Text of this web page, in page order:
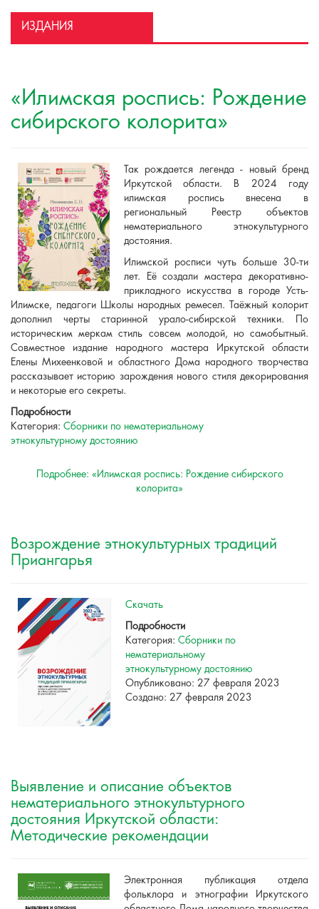
ИЗДАНИЯ
«Илимская роспись: Рождение
сибирского колорита»
Так рождается легенда - новый бренд
Иркутской области. В 2024 году
илимская роспись внесена в
региональный Реестр объектов
нематериального этнокультурного
достояния.
Илимской росписи чуть больше 30-ти
лет. Её создали мастера декоративно-
прикладного искусства в городе Усть-
Илимске, педагоги Школы народных ремесел. Таёжный колорит
дополнил черты старинной урало-сибирской техники. По
историческим меркам стиль совсем молодой, но самобытный.
Совместное издание народного мастера Иркутской области
Елены Михеенковой и областного Дома народного творчества
рассказывает историю зарождения нового стиля декорирования
и некоторые его секреты.
Подробности
Категория: Сборники по нематериальному
этнокультурному достоянию
Подробнее: «Илимская роспись: Рождение сибирского
колорита»
Возрождение этнокультурных традиций
Приангарья
Скачать
Подробности
Категория:Сборники по
нематериальному
этнокультурному достоянию
Опубликовано: 27 февраля 2023
Создано: 27 февраля 2023
Выявление и описание объектов
нематериального этнокультурного
достояния Иркутской области:
Методические рекомендации
Электронная публикация отдела
фольклора и этнографии Иркутского